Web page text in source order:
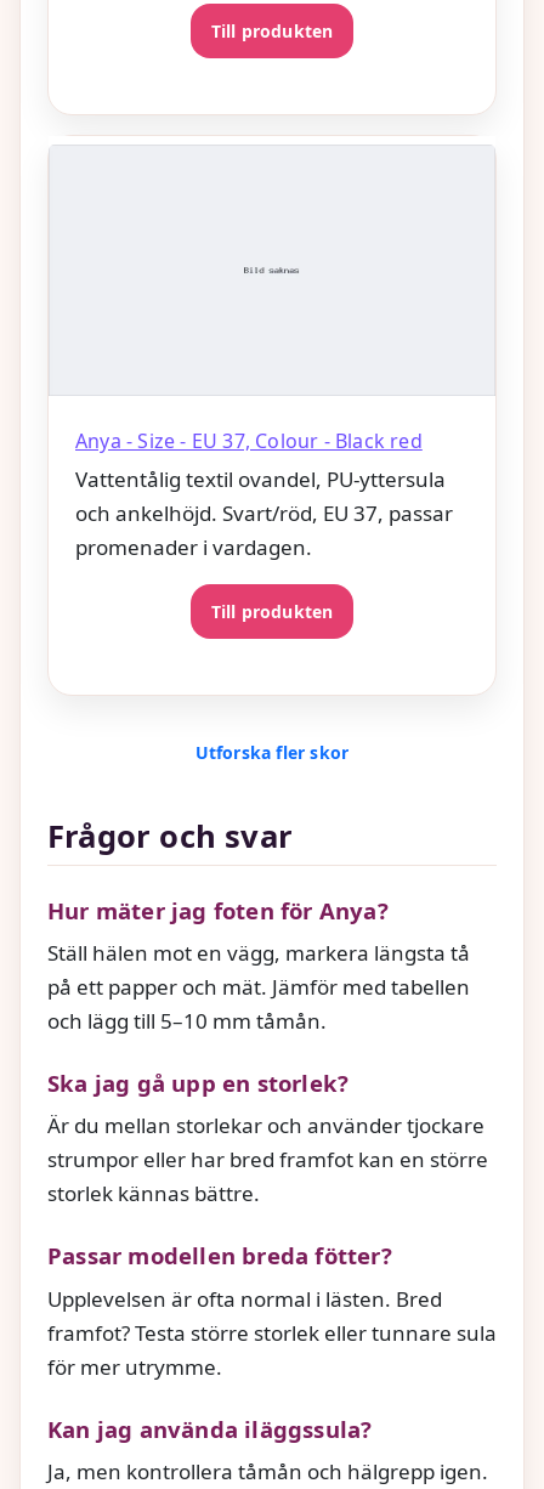
Till produkten
Anya - Size - EU 37, Colour - Black red
Vattentålig textil ovandel, PU-yttersula
och ankelhöjd. Svart/röd, EU 37, passar
promenader i vardagen.
Till produkten
Utforska fler skor
Frågor och svar
Hur mäter jag foten för Anya?
Ställ hälen mot en vägg, markera längsta tå
på ett papper och mät. Jämför med tabellen
och lägg till 5–10 mm tåmån.
Ska jag gå upp en storlek?
Är du mellan storlekar och använder tjockare
strumpor eller har bred framfot kan en större
storlek kännas bättre.
Passar modellen breda fötter?
Upplevelsen är ofta normal i lästen. Bred
framfot? Testa större storlek eller tunnare sula
för mer utrymme.
Kan jag använda iläggssula?
Ja, men kontrollera tåmån och hälgrepp igen.